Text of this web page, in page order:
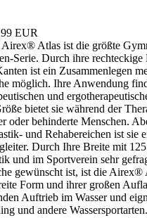
EUR
Atlas ist die größte
Serie. Durch ihre rechteckige
ist ein Zusammenlegen
möglich. Ihre Anwendung
und
bietet sie während der
oder behinderte Menschen.
und Rehabereichen ist sie
Durch Ihre Breite mit
und im Sportverein sehr
gewünscht ist, ist die Airex®
Form und ihrer großen
Auftrieb im Wasser und
und andere